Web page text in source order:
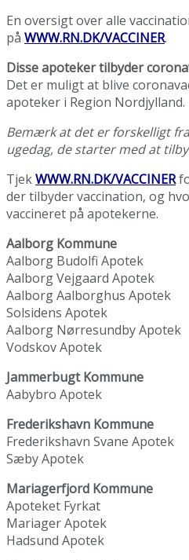
En oversigt over alle
på WWW.RN.DK/VACCINER.
Disse apoteker tilbyder
Det er muligt at blive
apoteker i Region Nordjylland.
Bemærk at det er forskelligt
ugedag, de starter med at
TjekWWW.RN.DK/VACCINER
der tilbyder vaccination, og
vaccineret på apotekerne.
Aalborg Kommune
Aalborg Budolfi Apotek
Aalborg Vejgaard Apotek
Aalborg Aalborghus Apotek
Solsidens Apotek
Aalborg Nørresundby Apotek
Vodskov Apotek
Jammerbugt Kommune
Aabybro Apotek
Frederikshavn Kommune
Frederikshavn Svane Apotek
Sæby Apotek
Mariagerfjord Kommune
Apoteket Fyrkat
Mariager Apotek
Hadsund Apotek